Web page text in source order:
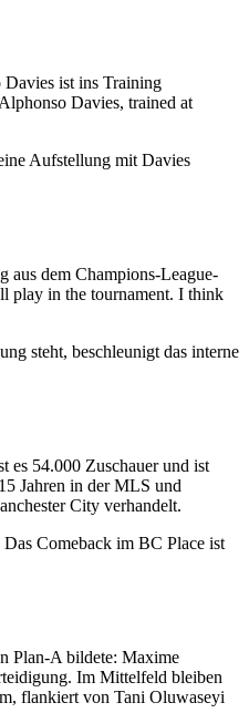
ist ins Training
Davies, trained at
Aufstellung mit Davies
aus dem Champions-League-
play in the tournament. I think
steht, beschleunigt das interne
es 54.000 Zuschauer und ist
Jahren in der MLS und
City verhandelt.
Comeback im BC Place ist
Plan-A bildete: Maxime
Im Mittelfeld bleiben
flankiert von Tani Oluwaseyi